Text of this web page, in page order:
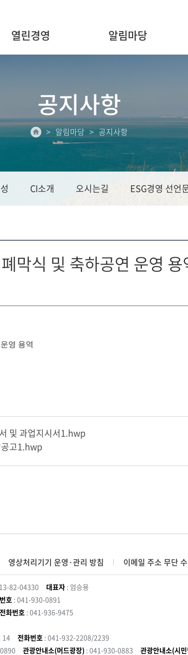
열린경영 알림마당
공지사항
알림마당 공지사항
CI소개 오시는길 ESG경영 선언
막식 및 축하공연 운영
영 용역
및 과업지시서1.hwp
공고1.hwp
영상처리기기 운영·관리 방침 이메일 주소 무단
82-04330 대표자 : 엄승용
호 : 041-930-0891
전화번호 : 041-936-9475
14 전화번호 : 041-932-2208/2239
관광안내소(머드광장) : 041-930-0883 관광안내소(시